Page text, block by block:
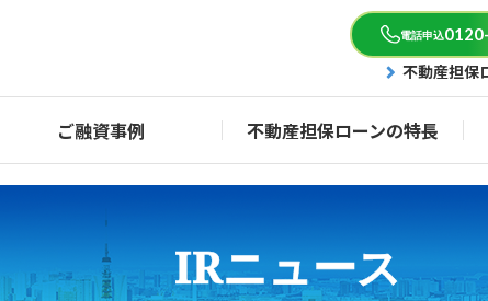
電話申込
不動産担保
ご融資事例 不動産担保ローンの特長
IRニュース